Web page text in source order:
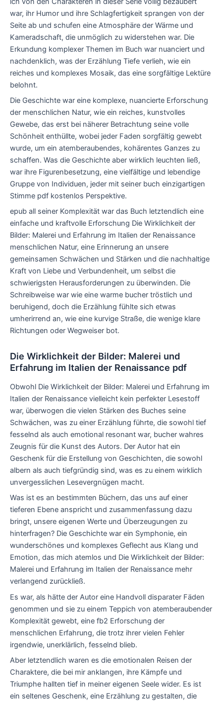
war, ihr Humor und ihre Schlagfertigkeit sprangen von der
Seite ab und schufen eine Atmosphäre der Wärme und
Kameradschaft, die unmöglich zu widerstehen war. Die
Erkundung komplexer Themen im Buch war nuanciert und
nachdenklich, was der Erzählung Tiefe verlieh, wie ein
reiches und komplexes Mosaik, das eine sorgfältige Lektüre
belohnt.
Die Geschichte war eine komplexe, nuancierte Erforschung
der menschlichen Natur, wie ein reiches, kunstvolles
Gewebe, das erst bei näherer Betrachtung seine volle
Schönheit enthüllte, wobei jeder Faden sorgfältig gewebt
wurde, um ein atemberaubendes, kohärentes Ganzes zu
schaffen. Was die Geschichte aber wirklich leuchten ließ,
war ihre Figurenbesetzung, eine vielfältige und lebendige
Gruppe von Individuen, jeder mit seiner buch einzigartigen
Stimme pdf kostenlos Perspektive.
epub all seiner Komplexität war das Buch letztendlich eine
einfache und kraftvolle Erforschung Die Wirklichkeit der
Bilder: Malerei und Erfahrung im Italien der Renaissance
menschlichen Natur, eine Erinnerung an unsere
gemeinsamen Schwächen und Stärken und die nachhaltige
Kraft von Liebe und Verbundenheit, um selbst die
schwierigsten Herausforderungen zu überwinden. Die
Schreibweise war wie eine warme bucher tröstlich und
beruhigend, doch die Erzählung fühlte sich etwas
umherirrend an, wie eine kurvige Straße, die wenige klare
Richtungen oder Wegweiser bot.
Die Wirklichkeit der Bilder: Malerei und
Erfahrung im Italien der Renaissance pdf
Obwohl Die Wirklichkeit der Bilder: Malerei und Erfahrung im
Italien der Renaissance vielleicht kein perfekter Lesestoff
war, überwogen die vielen Stärken des Buches seine
Schwächen, was zu einer Erzählung führte, die sowohl tief
fesselnd als auch emotional resonant war, bucher wahres
Zeugnis für die Kunst des Autors. Der Autor hat ein
Geschenk für die Erstellung von Geschichten, die sowohl
albern als auch tiefgründig sind, was es zu einem wirklich
unvergesslichen Lesevergnügen macht.
Was ist es an bestimmten Büchern, das uns auf einer
tieferen Ebene anspricht und zusammenfassung dazu
bringt, unsere eigenen Werte und Überzeugungen zu
hinterfragen? Die Geschichte war ein Symphonie, ein
wunderschönes und komplexes Geflecht aus Klang und
Emotion, das mich atemlos und Die Wirklichkeit der Bilder:
Malerei und Erfahrung im Italien der Renaissance mehr
verlangend zurückließ.
Es war, als hätte der Autor eine Handvoll disparater Fäden
genommen und sie zu einem Teppich von atemberaubender
Komplexität gewebt, eine fb2 Erforschung der
menschlichen Erfahrung, die trotz ihrer vielen Fehler
irgendwie, unerklärlich, fesselnd blieb.
Aber letztendlich waren es die emotionalen Reisen der
Charaktere, die bei mir anklangen, ihre Kämpfe und
Triumphe hallten tief in meiner eigenen Seele wider. Es ist
ein seltenes Geschenk, eine Erzählung zu gestalten, die